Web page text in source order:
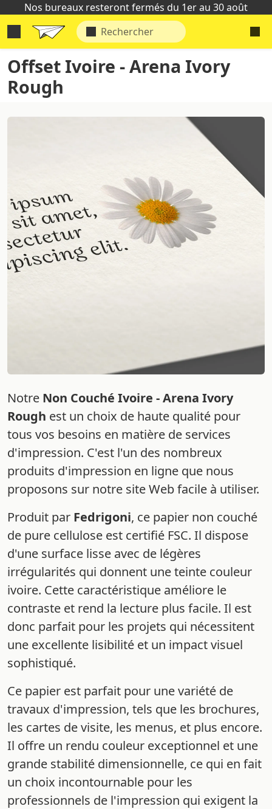
Nos bureaux resteront fermés du 1er au 30 août
Offset Ivoire - Arena Ivory
Rough
Notre Non Couché Ivoire - Arena Ivory
Rough est un choix de haute qualité pour
tous vos besoins en matière de services
d'impression. C'est l'un des nombreux
produits d'impression en ligne que nous
proposons sur notre site Web facile à utiliser.
Produit par Fedrigoni, ce papier non couché
de pure cellulose est certifié FSC. Il dispose
d'une surface lisse avec de légères
irrégularités qui donnent une teinte couleur
ivoire. Cette caractéristique améliore le
contraste et rend la lecture plus facile. Il est
donc parfait pour les projets qui nécessitent
une excellente lisibilité et un impact visuel
sophistiqué.
Ce papier est parfait pour une variété de
travaux d'impression, tels que les brochures,
les cartes de visite, les menus, et plus encore.
Il offre un rendu couleur exceptionnel et une
grande stabilité dimensionnelle, ce qui en fait
un choix incontournable pour les
professionnels de l'impression qui exigent la